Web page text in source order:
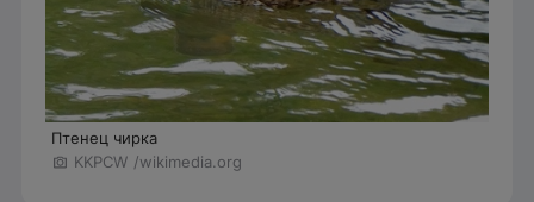
Птенец чирка
KKPCW /wikimedia.org